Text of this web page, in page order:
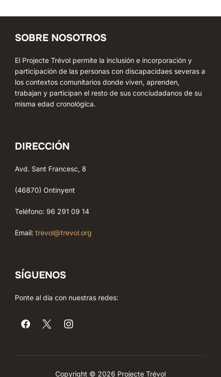
SOBRE NOSOTROS
El Projecte Trévol permite la inclusión e incorporación y
participación de las personas con discapacidaes severas a
los contextos comunitarios donde viven, aprenden,
trabajan y participan el resto de sus conciudadanos de su
misma edad cronológica.
DIRECCIÓN
Avd. Sant Francesc, 8
(46870) Ontinyent
Teléfono: 96 291 09 14
Email: trevol@trevol.org
SÍGUENOS
Ponte al dia con nuestras redes:
Copyright © 2026 Projecte Trévol